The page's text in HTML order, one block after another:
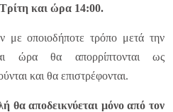
και ώρα 14:00.
με οποιοδήποτε τρόπο μετά την
ώρα θα απορρίπτονται ως
και θα επιστρέφονται.
θα αποδεικνύεται μόνο από τον